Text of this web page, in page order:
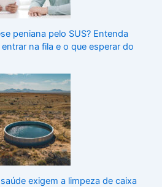
peniana pelo SUS? Entenda
na fila e o que esperar do
exigem a limpeza de caixa